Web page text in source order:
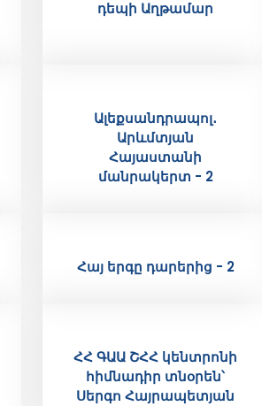
դեպի Աղթամար
Ալեքսանդրապոլ․
Արևմտյան
Հայաստանի
մանրակերտ - 2
Հայ երգը դարերից - 2
ՀՀ ԳԱԱ ՇՀՀ կենտրոնի
հիմնադիր տնօրեն՝
Սերգո Հայրապետյան